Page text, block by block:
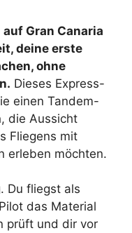
Gran Canaria
deine erste
ohne
Dieses Express-
einen Tandem-
die Aussicht
Fliegens mit
erleben möchten.
Du fliegst als
das Material
prüft und dir vor